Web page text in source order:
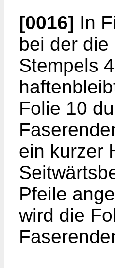
[0016] In
bei der die
Stempels
Folie 10
ein kurzer
Pfeile
wird die